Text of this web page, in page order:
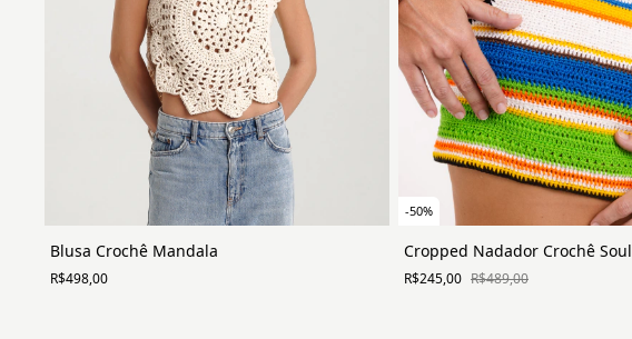
Blusa Crochê Mandala
R$498,00
-50%
Cropped Nadador Crochê Soul
R$245,00 R$489,00